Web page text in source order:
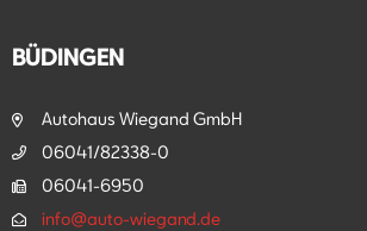
BÜDINGEN
Autohaus Wiegand GmbH
06041/82338-0
06041-6950
info@auto-wiegand.de